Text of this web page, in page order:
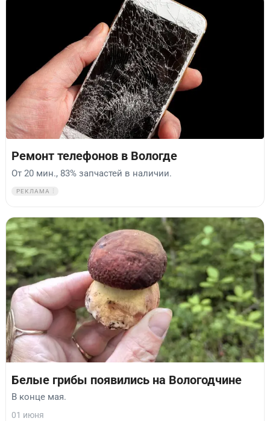
Ремонт телефонов в Вологде
От 20 мин., 83% запчастей в наличии.
РЕКЛАМА
Белые грибы появились на Вологодчине
В конце мая.
01 июня